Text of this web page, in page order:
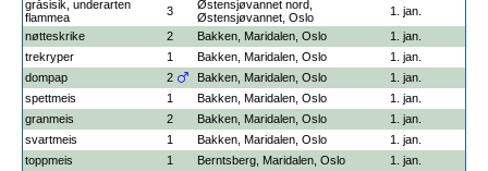
gråsisik, underarten
flammea
3
Østensjøvannet nord,
Østensjøvannet, Oslo
1. jan.
nøtteskrike
2 Bakken, Maridalen, Oslo
1. jan.
trekryper
1 Bakken, Maridalen, Oslo
1. jan.
dompap
2 Bakken, Maridalen, Oslo
1. jan.
spettmeis
1 Bakken, Maridalen, Oslo
1. jan.
granmeis
2 Bakken, Maridalen, Oslo
1. jan.
svartmeis
1 Bakken, Maridalen, Oslo
1. jan.
toppmeis
1 Berntsberg, Maridalen, Oslo
1. jan.